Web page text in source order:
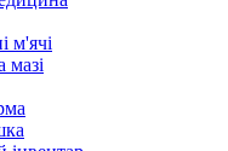
м'ячі
мазі